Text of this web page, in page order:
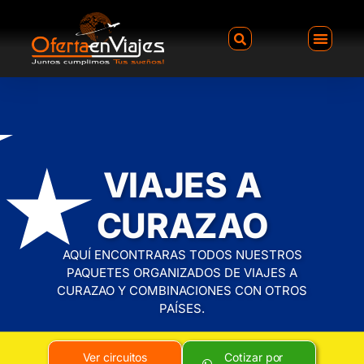
VIAJES A
CURAZAO
AQUÍ ENCONTRARAS TODOS NUESTROS
PAQUETES ORGANIZADOS DE VIAJES A
CURAZAO Y COMBINACIONES CON OTROS
PAÍSES.
Ver circuitos
Cotizar por